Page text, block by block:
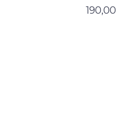
190,00